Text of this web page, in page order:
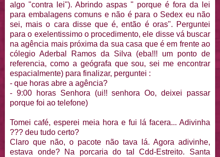
algo "contra lei"). Abrindo aspas " porque é fora da lei
para embalagens comuns e não é para o Sedex eu não
sei, mais o cara disse que é, então é oras". Perguntei
para o exelentissimo o procedimento, ele disse vá buscar
na agência mais próxima da sua casa que é em frente ao
cólegio Aderbal Ramos da Silva (eba!!! um ponto de
referencia, como a geógrafa que sou, sei me encontrar
espacialmente) para finalizar, perguntei :
- que horas abre a agência?
- 9:00 horas Senhora (ui!! senhora Oo, deixei passar
porque foi ao telefone)
Tomei café, esperei meia hora e fui lá facera... Adivinha
??? deu tudo certo?
Claro que não, o pacote não tava lá. Agora adivinhe,
estava onde? Na porcaria do tal Cdd-Estreito. Santa